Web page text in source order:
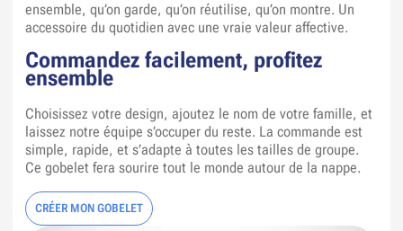
ensemble, qu’on garde, qu’on réutilise, qu’on montre. Un
accessoire du quotidien avec une vraie valeur affective.
Commandez facilement, profitez
ensemble
Choisissez votre design, ajoutez le nom de votre famille, et
laissez notre équipe s’occuper du reste. La commande est
simple, rapide, et s’adapte à toutes les tailles de groupe.
Ce gobelet fera sourire tout le monde autour de la nappe.
CRÉER MON GOBELET